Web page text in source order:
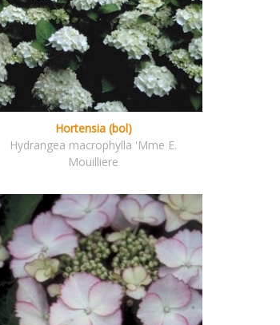
Hortensia (bol)
Hydrangea macrophylla 'Mme E.
Mouilliere